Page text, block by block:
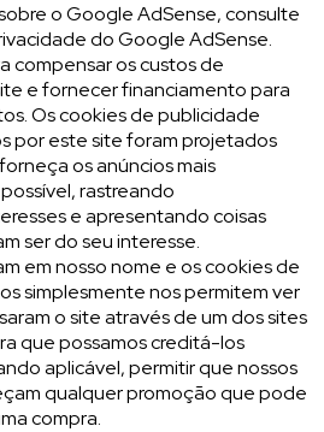
o Google AdSense, consulte
do Google AdSense.
compensar os custos de
e fornecer financiamento para
Os cookies de publicidade
​​por este site foram projetados
os anúncios mais
rastreando
e apresentando coisas
ser do seu interesse.
em nosso nome e os cookies de
simplesmente nos permitem ver
o site através de um dos sites
que possamos creditá-los
aplicável, permitir que nossos
qualquer promoção que pode
compra.